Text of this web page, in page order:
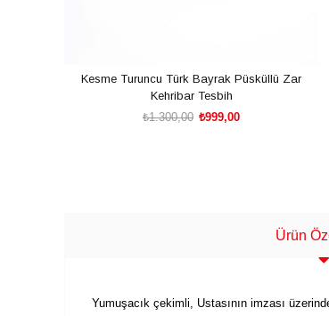
Kesme Turuncu Türk Bayrak Püsküllü Zar
Kehribar Tesbih
₺999,00
₺1.300,00
Ürün
Yumuşacık çekimli, Ustasının imzası